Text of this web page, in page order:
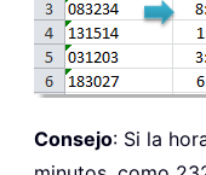
Consejo: Si la